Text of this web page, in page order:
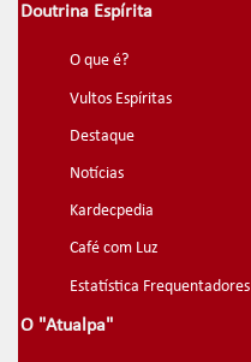
Doutrina Espírita
O que é?
Vultos Espíritas
Destaque
Notícias
Kardecpedia
Café com Luz
Estatística Frequentadores
O "Atualpa"